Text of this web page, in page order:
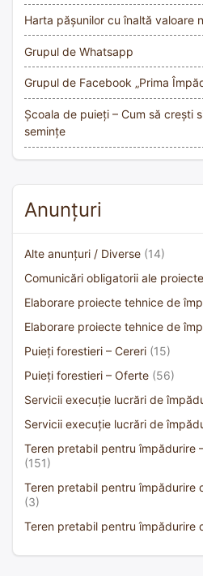
Harta pășunilor cu înaltă valoare
Grupul de Whatsapp
Grupul de Facebook „Prima
Școala de puieți – Cum să crești
semințe
Anunțuri
Alte anunțuri / Diverse (14)
Comunicări obligatorii ale
Elaborare proiecte tehnice de
Elaborare proiecte tehnice de
Puieți forestieri – Cereri (15)
Puieți forestieri – Oferte (56)
Servicii execuție lucrări de
Servicii execuție lucrări de
Teren pretabil pentru împădurire
(151)
Teren pretabil pentru împădurire
(3)
Teren pretabil pentru împădurire